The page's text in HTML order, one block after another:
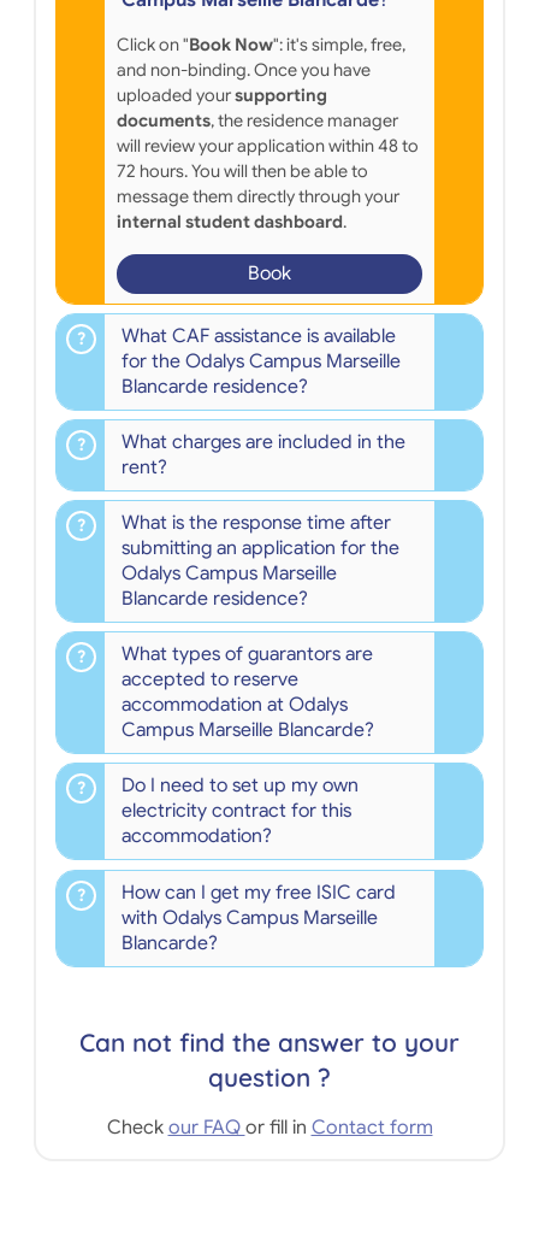
Click on "Book Now": it's simple, free,
and non-binding. Once you have
uploaded yoursupporting
documents, the residence manager
will review your application within 48 to
72 hours. You will then be able to
message them directly through your
internal student dashboard.
Book
What CAF assistance is available
for the Odalys Campus Marseille
Blancarde residence?
What charges are included in the
rent?
What is the response time after
submitting an application for the
Odalys Campus Marseille
Blancarde residence?
What types of guarantors are
accepted to reserve
accommodation at Odalys
Campus Marseille Blancarde?
Do I need to set up my own
electricity contract for this
accommodation?
How can I get my free ISIC card
with Odalys Campus Marseille
Blancarde?
Can not find the answer to your
question ?
Check our FAQ or fill in Contact form